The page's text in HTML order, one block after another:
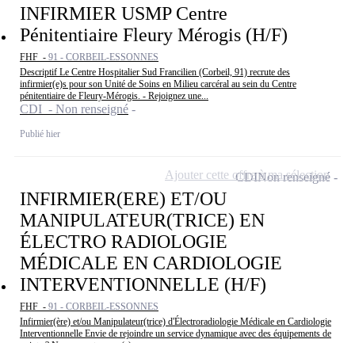
INFIRMIER USMP Centre
Pénitentiaire Fleury Mérogis (H/F)
FHF - 91 - CORBEIL-ESSONNES
Descriptif Le Centre Hospitalier Sud Francilien (Corbeil, 91) recrute des
infirmier(e)s pour son Unité de Soins en Milieu carcéral au sein du Centre
pénitentiaire de Fleury-Mérogis. - Rejoignez une...
CDI - Non renseigné
Publié hier
INFIRMIER(ERE) ET/OU
MANIPULATEUR(TRICE) EN
ÉLECTRO RADIOLOGIE
MÉDICALE EN CARDIOLOGIE
INTERVENTIONNELLE (H/F)
FHF - 91 - CORBEIL-ESSONNES
Infirmier(ère) et/ou Manipulateur(trice) d'Électroradiologie Médicale en Cardiologie
Interventionnelle Envie de rejoindre un service dynamique avec des équipements de
CDINon renseigné
Ajouter cette offre à ma sélection